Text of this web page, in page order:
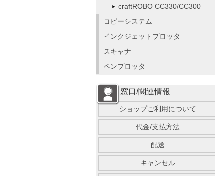
craftROBO CC330/CC300
コピーシステム
インクジェットプロッタ
スキャナ
ペンプロッタ
窓口/関連情報
ショップご利用について
代金/支払方法
配送
キャンセル